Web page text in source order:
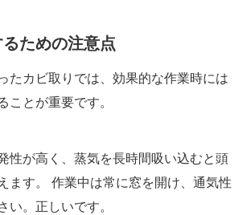
ための注意点
たカビ取りでは、効果的な作業時には
ことが重要です。
性が高く、蒸気を長時間吸い込むと頭
ます。 作業中は常に窓を開け、通気性
い。正しいです。